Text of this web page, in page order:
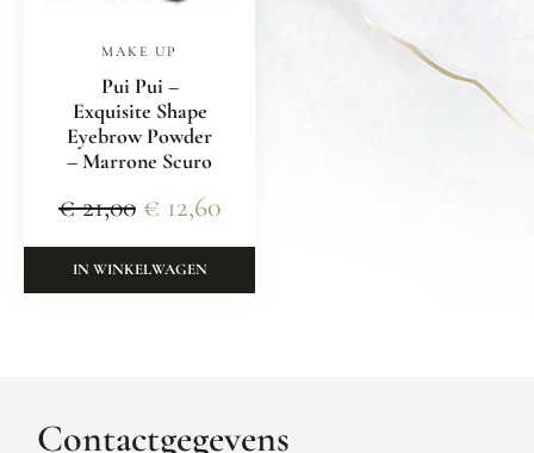
MAKE UP
Pui Pui –
Exquisite Shape
Eyebrow Powder
– Marrone Scuro
€21,00 € 12,60
IN WINKELWAGEN
Contactgegevens